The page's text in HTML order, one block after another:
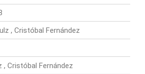
Cristóbal Fernández
Cristóbal Fernández